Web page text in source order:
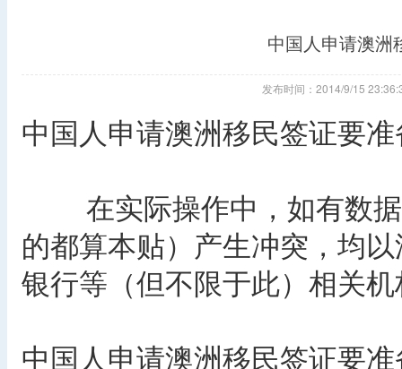
中国人申请澳洲
发布时间：2014/9/15
中国人申请澳洲移民签证要
在实际操作中，如有数据
的都算本贴）产生冲突，均
银行等（但不限于此）相关
中国人申请澳洲移民签证要